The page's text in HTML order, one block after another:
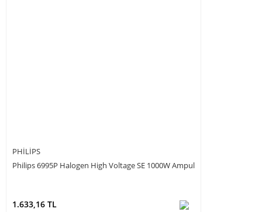
PHILIPS
Philips 6995P Halogen High Voltage SE 1000W Ampul
1.633,16 TL